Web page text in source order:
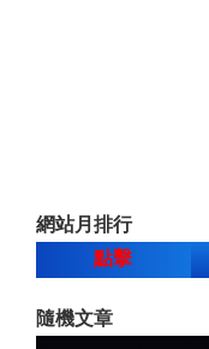
網站月排行
點擊
隨機文章